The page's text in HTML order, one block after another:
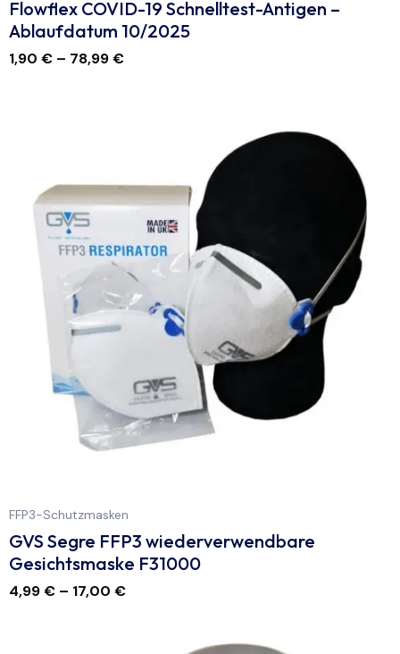
Flowflex COVID-19 Schnelltest-Antigen –
Ablaufdatum 10/2025
1,90 € – 78,99€
FFP3-Schutzmasken
GVS Segre FFP3 wiederverwendbare
Gesichtsmaske F31000
4,99€ – 17,00 €